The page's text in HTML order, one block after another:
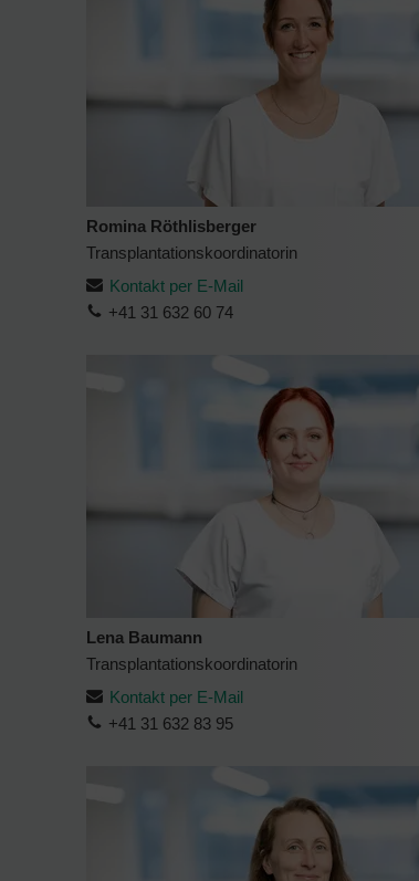
Romina Röthlisberger
Transplantationskoordinatorin
Kontakt per E-Mail
+41 31 632 60 74
Lena Baumann
Transplantationskoordinatorin
Kontakt per E-Mail
+41 31 632 83 95